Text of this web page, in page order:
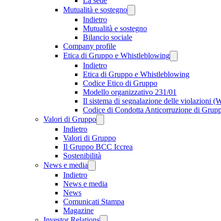
Mutualità e sostegno
Indietro
Mutualità e sostegno
Bilancio sociale
Company profile
Etica di Gruppo e Whistleblowing
Indietro
Etica di Gruppo e Whistleblowing
Codice Etico di Gruppo
Modello organizzativo 231/01
Il sistema di segnalazione delle violazioni
Codice di Condotta Anticorruzione di
Valori di Gruppo
Indietro
Valori di Gruppo
Il Gruppo BCC Iccrea
Sostenibilità
News e media
Indietro
News e media
News
Comunicati Stampa
Magazine